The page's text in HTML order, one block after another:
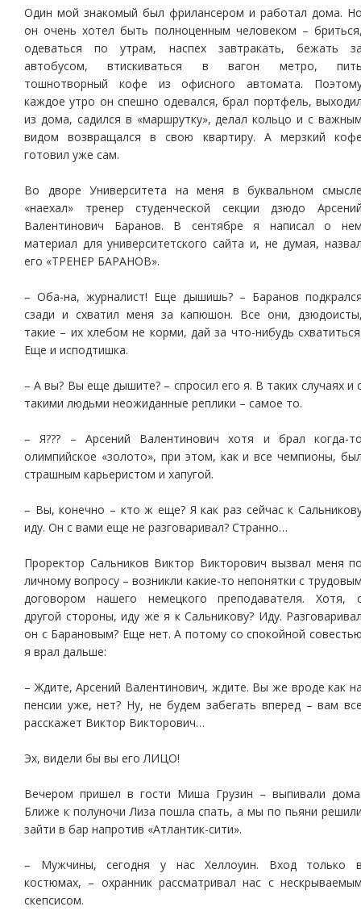
Один мой знакомый был фрилансером и работал дома.
он очень хотел быть полноценным человеком –
одеваться по утрам, наспех завтракать, бежать
автобусом, втискиваться в вагон метро,
тошнотворный кофе из офисного автомата.
каждое утро он спешно одевался, брал портфель,
из дома, садился в «маршрутку», делал кольцо и с
видом возвращался в свою квартиру. А мерзкий
готовил уже сам.
Во дворе Университета на меня в буквальном
«наехал» тренер студенческой секции дзюдо
Валентинович Баранов. В сентябре я написал о
материал для университетского сайта и, не думая,
его «ТРЕНЕР БАРАНОВ».
– Оба-на, журналист! Еще дышишь? – Баранов
сзади и схватил меня за капюшон. Все они,
такие – их хлебом не корми, дай за что-нибудь
Еще и исподтишка.
– А вы? Вы еще дышите? – спросил его я. В таких случаях и
такими людьми неожиданные реплики – самое то.
– Я??? – Арсений Валентинович хотя и брал когда-
олимпийское «золото», при этом, как и все чемпионы,
страшным карьеристом и хапугой.
– Вы, конечно – кто ж еще? Я как раз сейчас к
иду. Он с вами еще не разговаривал? Странно…
Проректор Сальников Виктор Викторович вызвал меня
личному вопросу – возникли какие-то непонятки с
договором нашего немецкого преподавателя. Хотя,
другой стороны, иду же я к Сальникову? Иду.
он с Барановым? Еще нет. А потому со спокойной
я врал дальше:
– Ждите, Арсений Валентинович, ждите. Вы же вроде как
пенсии уже, нет? Ну, не будем забегать вперед – вам
расскажет Виктор Викторович…
Эх, видели бы вы его ЛИЦО!
Вечером пришел в гости Миша Грузин – выпивали
Ближе к полуночи Лиза пошла спать, а мы по пьяни
зайти в бар напротив «Атлантик-сити».
– Мужчины, сегодня у нас Хеллоуин. Вход только
костюмах, – охранник рассматривал нас с
скепсисом.